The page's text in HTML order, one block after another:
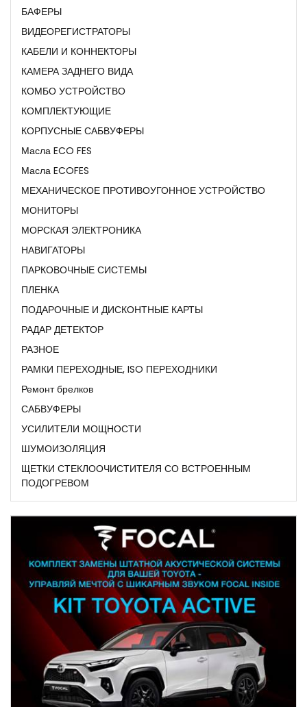
БАФЕРЫ
ВИДЕОРЕГИСТРАТОРЫ
КАБЕЛИ И КОННЕКТОРЫ
КАМЕРА ЗАДНЕГО ВИДА
КОМБО УСТРОЙСТВО
КОМПЛЕКТУЮЩИЕ
КОРПУСНЫЕ САБВУФЕРЫ
Масла ECO FES
Масла ECOFES
МЕХАНИЧЕСКОЕ ПРОТИВОУГОННОЕ УСТРОЙСТВО
МОНИТОРЫ
МОРСКАЯ ЭЛЕКТРОНИКА
НАВИГАТОРЫ
ПАРКОВОЧНЫЕ СИСТЕМЫ
ПЛЕНКА
ПОДАРОЧНЫЕ И ДИСКОНТНЫЕ КАРТЫ
РАДАР ДЕТЕКТОР
РАЗНОЕ
РАМКИ ПЕРЕХОДНЫЕ, ISO ПЕРЕХОДНИКИ
Ремонт брелков
САБВУФЕРЫ
УСИЛИТЕЛИ МОЩНОСТИ
ШУМОИЗОЛЯЦИЯ
ЩЕТКИ СТЕКЛООЧИСТИТЕЛЯ СО ВСТРОЕННЫМ
ПОДОГРЕВОМ